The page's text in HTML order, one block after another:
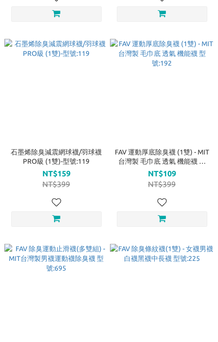
石墨烯除臭減震網球襪/羽球襪
PRO級 (1雙)-型號:119
NT$159
NT$399
FAV 運動厚底除臭襪 (1雙) - MIT
台灣製 毛巾底 透氣 機能襪 型
號:192
NT$109
NT$399